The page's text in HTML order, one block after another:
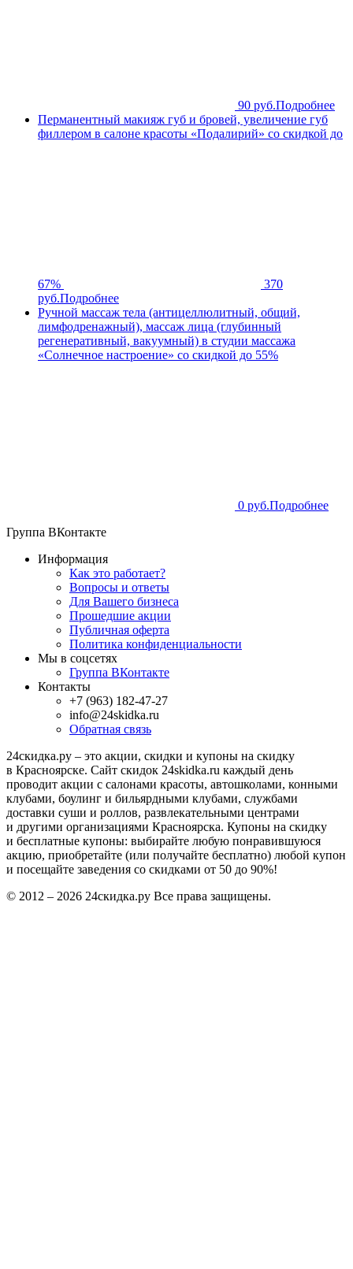
90 руб.Подробнее
Перманентный макияж губ и бровей, увеличение губ
филлером в салоне красоты «Подалирий» со скидкой до
67%
370
руб.Подробнее
Ручной массаж тела (антицеллюлитный, общий,
лимфодренажный), массаж лица (глубинный
регенеративный, вакуумный) в студии массажа
«Солнечное настроение» со скидкой до 55%
0 руб.Подробнее
Группа ВКонтакте
Информация
Как это работает?
Вопросы и ответы
Для Вашего бизнеса
Прошедшие акции
Публичная оферта
Политика конфиденциальности
Мы в соцсетях
Группа ВКонтакте
Контакты
+7 (963) 182-47-27
info@24skidka.ru
Обратная связь
24скидка.ру – это акции, скидки и купоны на скидку
в Красноярске. Сайт скидок 24skidka.ru каждый день
проводит акции с салонами красоты, автошколами, конными
клубами, боулинг и бильярдными клубами, службами
доставки суши и роллов, развлекательными центрами
и другими организациями Красноярска. Купоны на скидку
и бесплатные купоны: выбирайте любую понравившуюся
акцию, приобретайте (или получайте бесплатно) любой купон
и посещайте заведения со скидками от 50 до 90%!
© 2012 – 2026 24скидка.ру Все права защищены.